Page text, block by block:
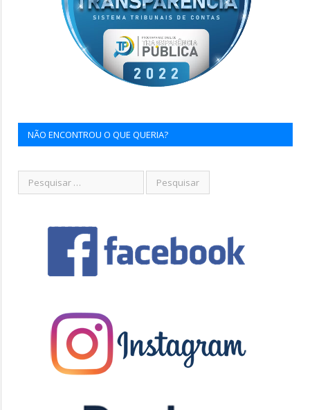
NÃO ENCONTROU O QUE QUERIA?